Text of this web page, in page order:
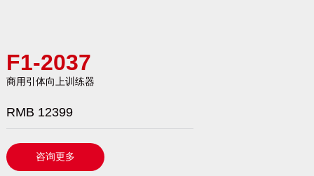
F1-2037
商用引体向上训练器
RMB 12399
咨询更多